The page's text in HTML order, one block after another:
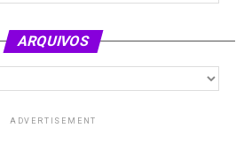
ARQUIVOS
ADVERTISEMENT